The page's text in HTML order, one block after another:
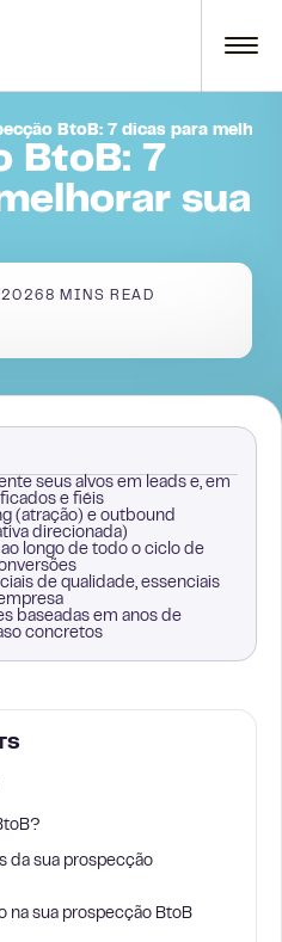
BtoB: 7 dicas para
BtoB: 7
sua
8 MINS READ
seus alvos em leads e, em
e fiéis
(atração) e outbound
direcionada)
longo de todo o ciclo de
de qualidade, essenciais
baseadas em anos de
concretos
da sua prospecção
na sua prospecção BtoB